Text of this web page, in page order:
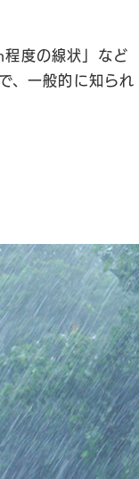
度の線状」など
、一般的に知られ